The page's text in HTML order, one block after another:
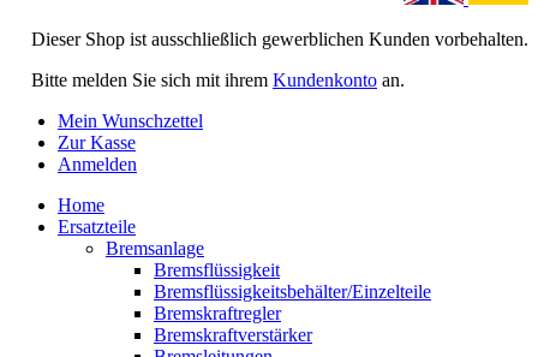
Dieser Shop ist ausschließlich gewerblichen Kunden vorbehalten.
Bitte melden Sie sich mit ihrem Kundenkonto an.
Mein Wunschzettel
Zur Kasse
Anmelden
Home
Ersatzteile
Bremsanlage
Bremsflüssigkeit
Bremsflüssigkeitsbehälter/Einzelteile
Bremskraftregler
Bremskraftverstärker